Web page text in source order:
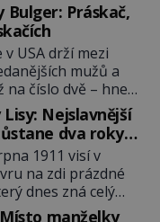
Bulger: Práskač,
USA drží mezi
mužů a
na číslo dvě – hned
Ládinovi (1957–
„Whitey“ Bulger
ze spoluúčasti
a lichvy. A
toho je ještě
který neváhá
všechny práskače,
Nejslavnější
dva roky
1911 visí v
na zdi prázdné
dnes zná celý
si nikdo
manželky